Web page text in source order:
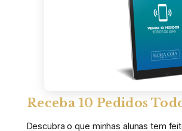
Receba 10 Pedidos
Descubra o que minhas alunas tem